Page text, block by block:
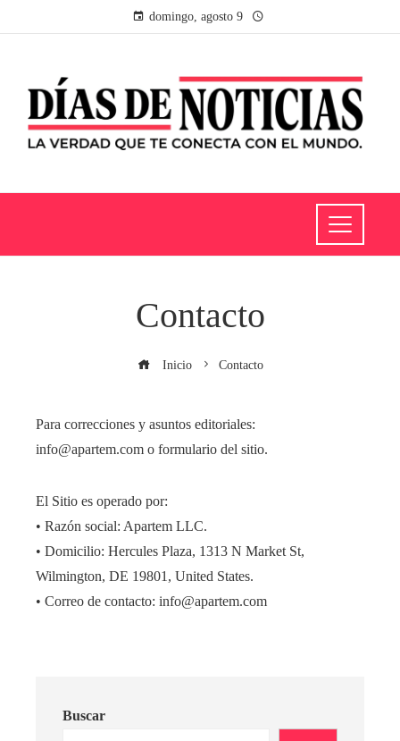
domingo, agosto 9
Contacto
Inicio Contacto
Para correcciones y asuntos editoriales:
info@apartem.com o formulario del sitio.
El Sitio es operado por:
• Razón social: Apartem LLC.
• Domicilio: Hercules Plaza, 1313 N Market St,
Wilmington, DE 19801, United States.
• Correo de contacto: info@apartem.com
Buscar